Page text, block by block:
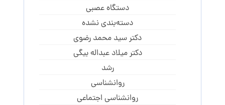
دستگاه عصبی
دسته‌بندی نشده
دکتر سید محمد رضوی
دکتر میلاد عبداله بیگی
رشد
روانشناسی
روانشناسی اجتماعی